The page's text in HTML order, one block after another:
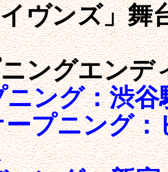
ヴンズ」
ングエンデ
ング：渋谷
ープニング：